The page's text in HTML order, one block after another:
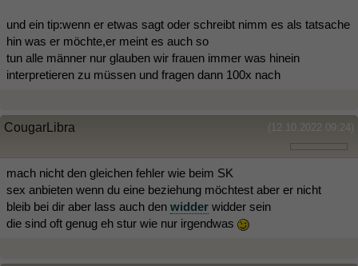
und ein tip:wenn er etwas sagt oder schreibt nimm es als tatsache
hin was er möchte,er meint es auch so
tun alle männer nur glauben wir frauen immer was hinein
interpretieren zu müssen und fragen dann 100x nach
(12.10.2022 09:24)
CougarLibra
mach nicht den gleichen fehler wie beim SK
sex anbieten wenn du eine beziehung möchtest aber er nicht
bleib bei dir aber lass auch den widder widder sein
die sind oft genug eh stur wie nur irgendwas